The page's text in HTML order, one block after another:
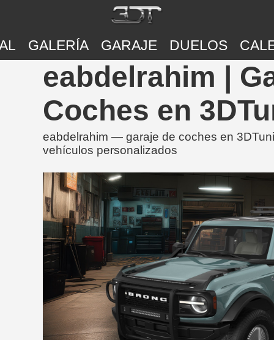
GALERÍA GARAJE DUELOS
eabdelrahim |
Coches en
eabdelrahim — garaje de coches en
vehículos personalizados